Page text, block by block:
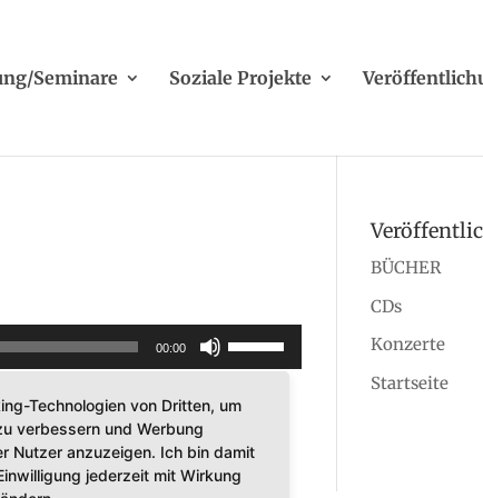
Seminare Soziale Projekte
00:00
Pfeiltasten
Hoch/Runter
benutzen,
die
Lautstärke
BÜCHER
CDs
Konzerte
Startseite
Technologien von Dritten, um
verbessern und Werbung
Nutzer anzuzeigen. Ich bin damit
jederzeit mit Wirkung